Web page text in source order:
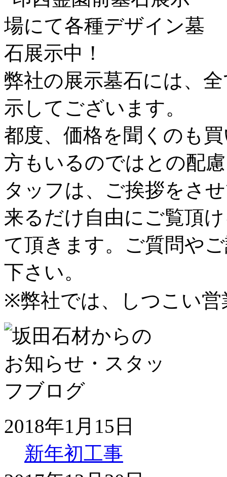
弊社の展示墓石には、
示してございます。
都度、価格を聞くのも
方もいるのではとの配
タッフは、ご挨拶をさ
来るだけ自由にご覧頂
て頂きます。ご質問や
下さい。
※弊社では、しつこい
2018年1月15日
新年初工事